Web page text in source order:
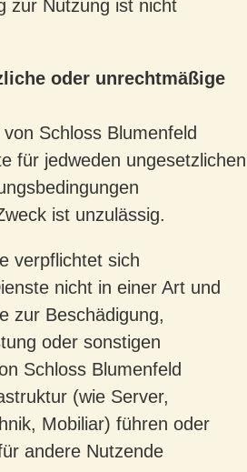
zur Nutzung ist nicht
oder unrechtmäßige
Schloss Blumenfeld
für jedweden ungesetzlichen
ist unzulässig.
verpflichtet sich
nicht in einer Art und
zur Beschädigung,
oder sonstigen
Schloss Blumenfeld
(wie Server,
Mobiliar) führen oder
andere Nutzende